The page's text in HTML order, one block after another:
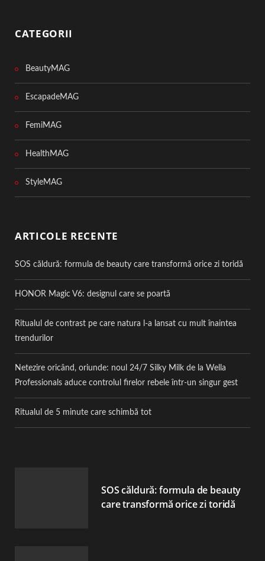
CATEGORII
BeautyMAG
EscapadeMAG
FemiMAG
HealthMAG
StyleMAG
ARTICOLE RECENTE
SOS căldură: formula de beauty care transformă orice zi toridă
HONOR Magic V6: designul care se poartă
Ritualul de contrast pe care natura l-a lansat cu mult înaintea
trendurilor
Netezire oricând, oriunde: noul 24/7 Silky Milk de la Wella
Professionals aduce controlul firelor rebele într-un singur gest
Ritualul de 5 minute care schimbă tot
SOS căldură: formula de beauty
care transformă orice zi toridă